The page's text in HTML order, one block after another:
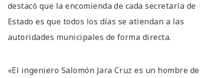
destacó que la encomienda de cada secretaría de
Estado es que todos los días se atiendan a las
autoridades municipales de forma directa.
«El ingeniero Salomón Jara Cruz es un hombre de